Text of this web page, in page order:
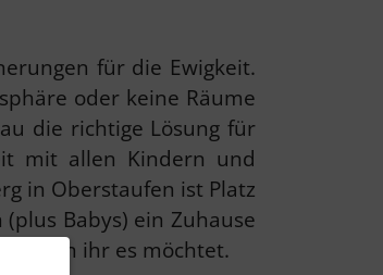
für die Ewigkeit.
oder keine Räume
die richtige Lösung für
mit allen Kindern und
in Oberstaufen ist Platz
Babys) ein Zuhause
wenn ihr es möchtet.